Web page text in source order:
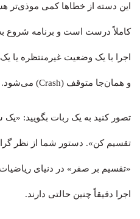
این دسته از خطاها کمی موذی‌تر
کاملاً درست است و برنامه شروع
اجرا با یک وضعیت غیرمنتظره
و همان‌جا متوقف (Crash) می‌شود.
تصور کنید به یک ربات بگویید: «یک
تقسیم کن». دستور شما از نظر
«تقسیم بر صفر» در دنیای
اجرا دقیقاً چنین حالتی دارند.